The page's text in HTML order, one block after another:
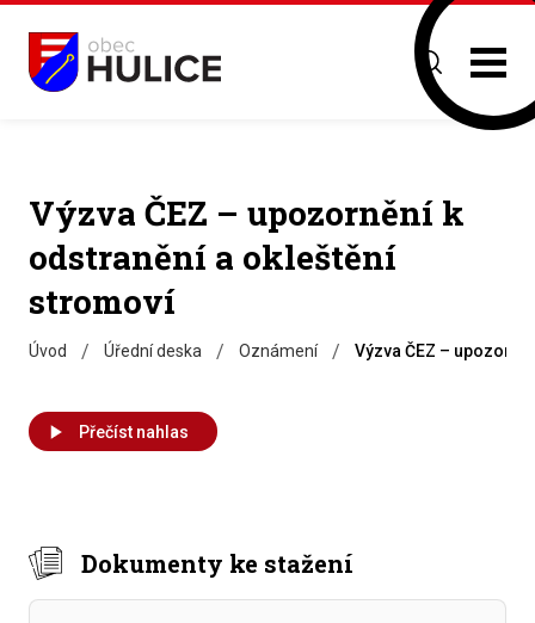
Výzva ČEZ – upozornění k
odstranění a okleštění
stromoví
Úvod / Úřední deska / Oznámení / Výzva ČEZ –
Přečíst nahlas
Dokumenty ke stažení